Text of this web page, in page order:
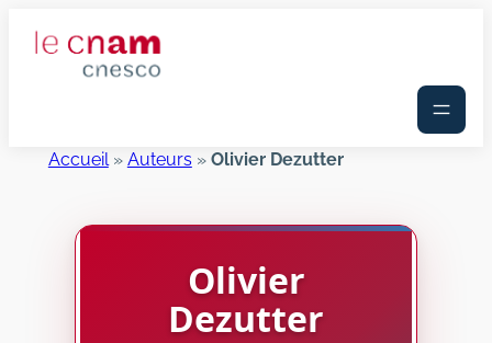
Accueil» Auteurs» Olivier Dezutter
Olivier
Dezutter